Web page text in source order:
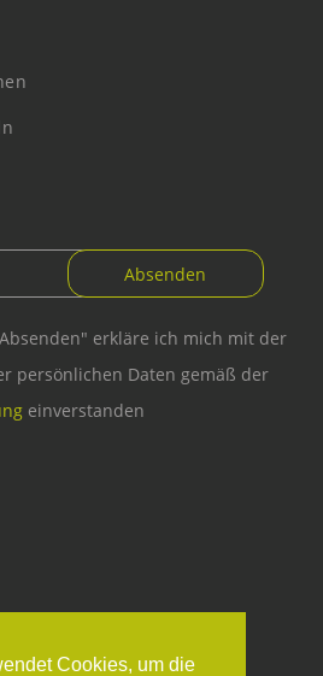
Cookies, um die
erkläre ich mich mit der
persönlichen Daten gemäß der
einverstanden